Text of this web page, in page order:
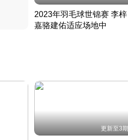
2023年羽毛球世锦赛 李梓
嘉骆建佑适应场地中
更新至3期